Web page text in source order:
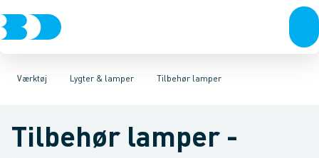
Værktøj
VVSEl-teknikKloakVandforsyningKlimaKøl
Lygter & lamper
Akku- & elværktøj HåndværktøjRørværktøj
Tilbehør lamper
Håndlygter & pandelygter ArbejdslamperTilbehør lamper
Tilbehør lamper -